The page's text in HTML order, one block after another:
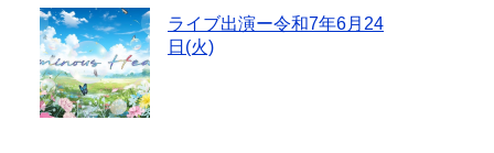
ライブ出演ー令和7年6月24
日(火)